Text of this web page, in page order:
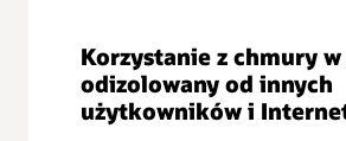
Korzystanie z chmury w
odizolowany od innych
użytkowników i